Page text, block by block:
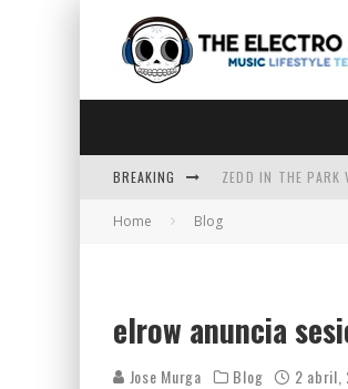
BREAKING ZEDD IN THE PARK
GET LOST DEBUTA
Home Blog
elrow anuncia
Jose Murga Blog 2 abril,